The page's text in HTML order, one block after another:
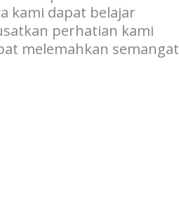
kami dapat belajar
perhatian kami
melemahkan semangat